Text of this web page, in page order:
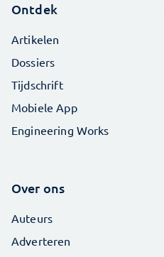
Ontdek
Artikelen
Dossiers
Tijdschrift
Mobiele App
Engineering Works
Over ons
Auteurs
Adverteren